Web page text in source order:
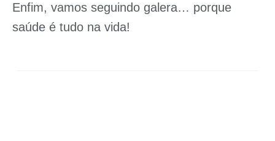
Enfim, vamos seguindo galera… porque
saúde é tudo na vida!